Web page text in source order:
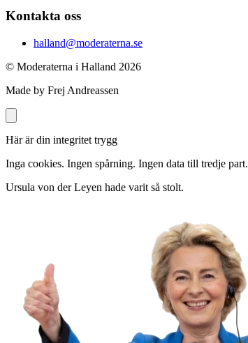
Kontakta oss
halland@moderaterna.se
© Moderaterna i Halland 2026
Made by Frej Andreassen
Här är din integritet trygg
Inga cookies. Ingen spårning. Ingen data till tredje part.
Ursula von der Leyen hade varit så stolt.